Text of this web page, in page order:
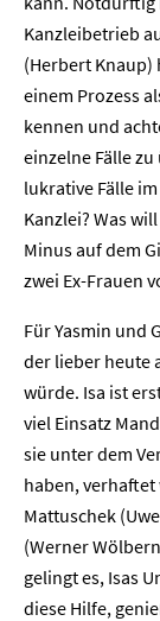
Kanzleibetrieb
(Herbert Knaup)
einem Prozess
kennen und
einzelne Fälle
lukrative Fälle
Kanzlei? Was
Minus auf dem
zwei Ex-Frauen
Für Yasmin und
der lieber heute
würde. Isa ist
viel Einsatz
sie unter dem
haben,
Mattuschek
(Werner
gelingt es, Isas
diese Hilfe,